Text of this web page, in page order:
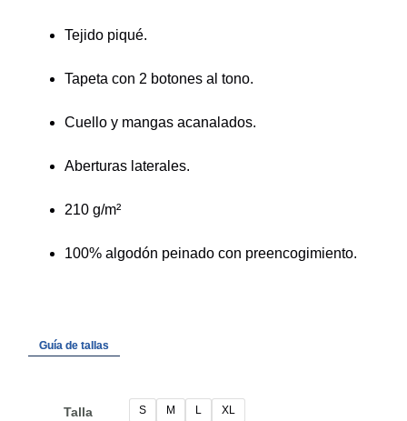
Tejido piqué.
Tapeta con 2 botones al tono.
Cuello y mangas acanalados.
Aberturas laterales.
210 g/m²
100% algodón peinado con preencogimiento.
Guía de tallas
Talla S M L XL